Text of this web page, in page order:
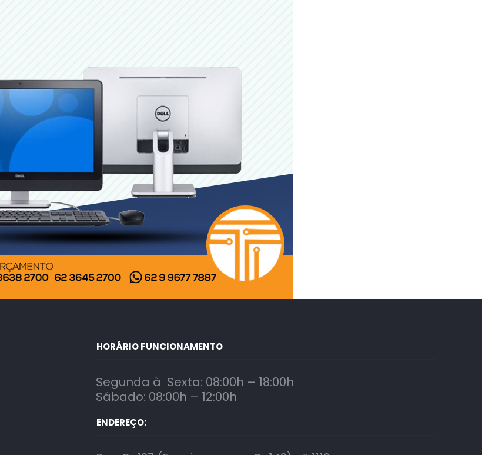
HORÁRIO FUNCIONAMENTO
Segunda à Sexta: 08:00h – 18:00h
Sábado: 08:00h – 12:00h
ENDEREÇO: